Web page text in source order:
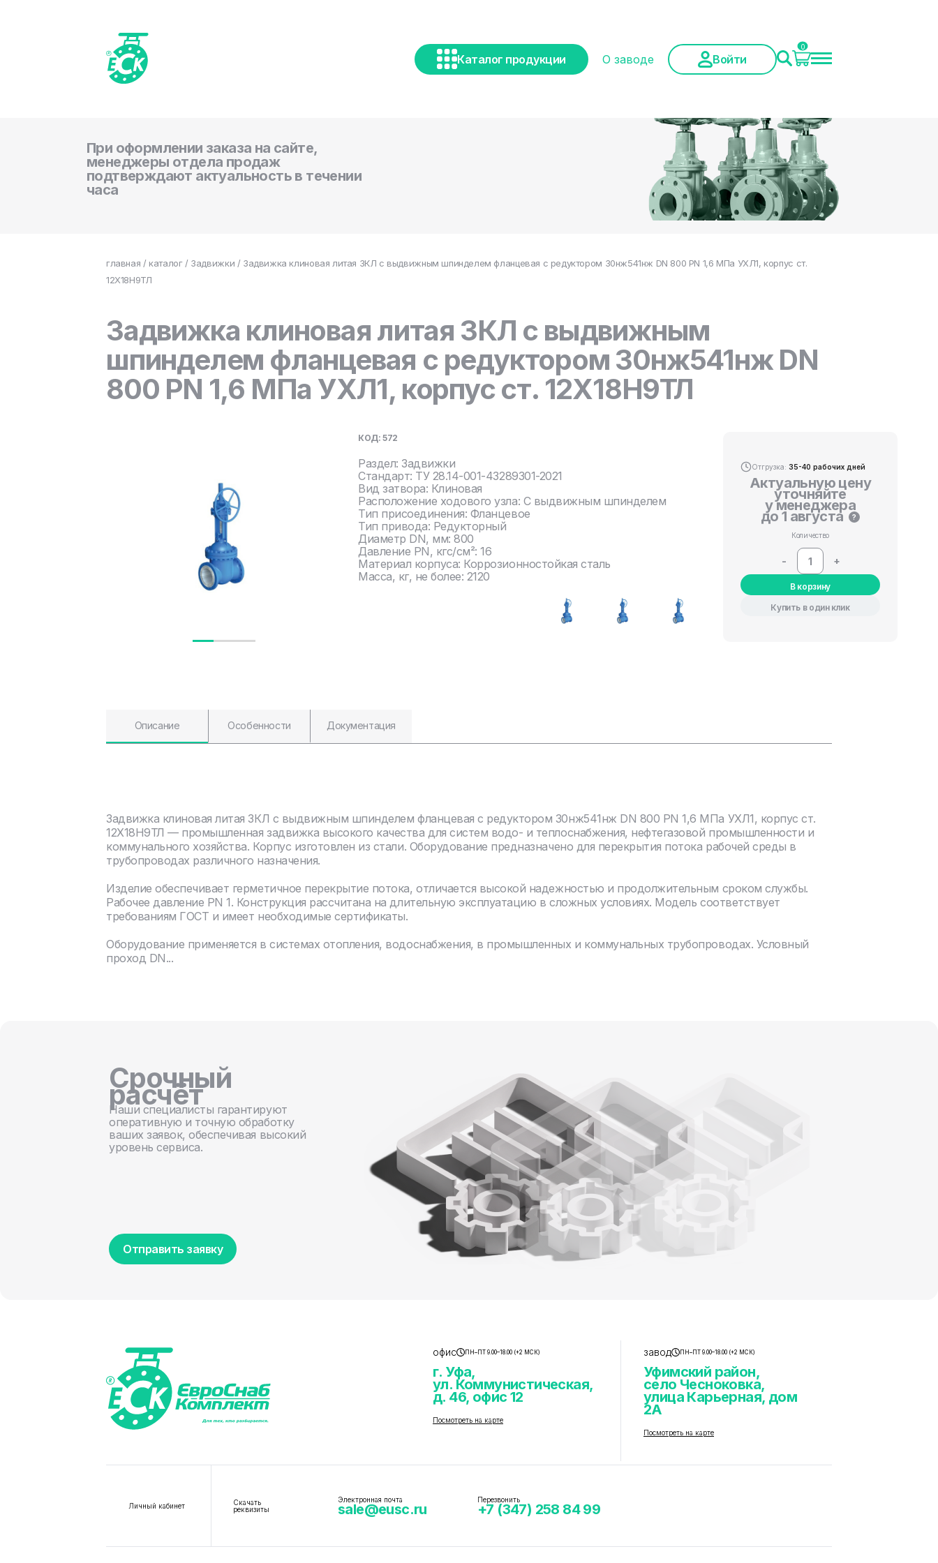
Каталог продукции О заводе Войти
0
При оформлении заказа на сайте,
менеджеры отдела продаж
подтверждают актуальность в течении
часа
главная / каталог/ Задвижки / Задвижка клиновая литая ЗКЛ с выдвижным шпинделем фланцевая с редуктором 30нж541нж DN 800 PN 1,6 МПа УХЛ1, корпус ст.
12Х18Н9ТЛ
Задвижка клиновая литая ЗКЛ с выдвижным
шпинделем фланцевая с редуктором 30нж541нж DN
800 PN 1,6 МПа УХЛ1, корпус ст. 12Х18Н9ТЛ
КОД: 572
Раздел: Задвижки
Стандарт: ТУ 28.14-001-43289301-2021
Вид затвора: Клиновая
Расположение ходового узла: С выдвижным шпинделем
Тип присоединения: Фланцевое
Тип привода: Редукторный
Диаметр DN, мм: 800
Давление PN, кгс/см²: 16
Материал корпуса: Коррозионностойкая сталь
Масса, кг, не более: 2120
Отгрузка: 35-40 рабочих дней
Актуальную цену
уточняйте
у менеджера
до 1 августа ?
Количество
- +
В корзину
Купить в один клик
Описание Особенности Документация
Задвижка клиновая литая ЗКЛ с выдвижным шпинделем фланцевая с редуктором 30нж541нж DN 800 PN 1,6 МПа УХЛ1, корпус ст.
12Х18Н9ТЛ — промышленная задвижка высокого качества для систем водо- и теплоснабжения, нефтегазовой промышленности и
коммунального хозяйства. Корпус изготовлен из стали. Оборудование предназначено для перекрытия потока рабочей среды в
трубопроводах различного назначения.
Изделие обеспечивает герметичное перекрытие потока, отличается высокой надежностью и продолжительным сроком службы.
Рабочее давление PN 1. Конструкция рассчитана на длительную эксплуатацию в сложных условиях. Модель соответствует
требованиям ГОСТ и имеет необходимые сертификаты.
Оборудование применяется в системах отопления, водоснабжения, в промышленных и коммунальных трубопроводах. Условный
проход DN...
Срочный
расчёт
Наши специалисты гарантируют
оперативную и точную обработку
ваших заявок, обеспечивая высокий
уровень сервиса.
Отправить заявку
офис ПН–ПТ 9.00–18.00 (+2 МСК)
г. Уфа,
ул. Коммунистическая,
д. 46, офис 12
Посмотреть на карте
завод ПН–ПТ 9.00–18.00 (+2 МСК)
Уфимский район,
село Чесноковка,
улица Карьерная, дом
2А
Посмотреть на карте
Личный кабинет
Скачать
реквизиты
Электронная почта
sale@eusc.ru
Перезвонить
+7 (347) 258 84 99